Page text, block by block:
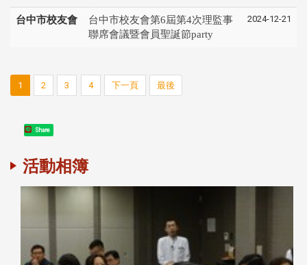
台中市校友會
台中市校友會第6屆第4次理監事
聯席會議暨會員聖誕節party
2024-12-21
1 2 3 4 下一頁 最後
Share
活動相簿